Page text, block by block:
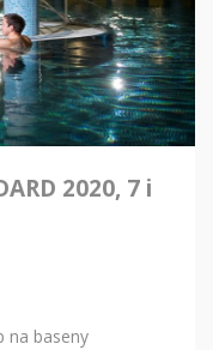
2020, 7 i
na baseny